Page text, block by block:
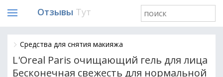
Отзывы Тут
Средства для снятия макияжа
L'Oreal Paris очищающий гель для лица
Бесконечная свежесть для нормальной